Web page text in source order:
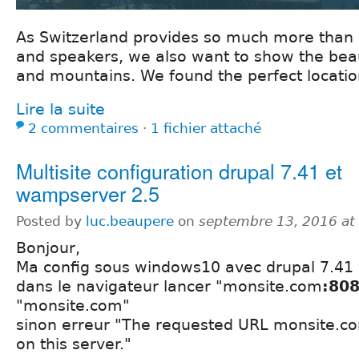
As Switzerland provides so much more
and speakers, we also want to show the
and mountains. We found the perfect
Lire la suite
2 commentaires ⋅ 1 fichier attaché
Multisite configuration drupal 7.41 et
wampserver 2.5
Posted by luc.beaupere on septembre 13, 2016
Bonjour,
Ma config sous windows10 avec drupal
dans le navigateur lancer "monsite.com
"monsite.com"
sinon erreur "The requested URL
on this server."